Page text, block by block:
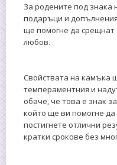
За родените под знака
подаръци и
ще помогне да срещнат
любов.
Свойствата на камъка
темпераментния и
обаче, че това е знак
който ще ви помогне
постигнете отлични
кратки срокове без